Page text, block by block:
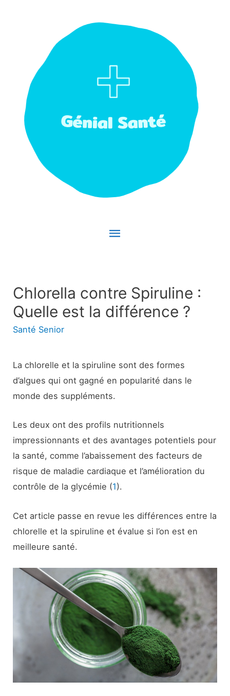
Menu
Chlorella contre Spiruline :
Quelle est la différence ?
Santé Senior
La chlorelle et la spiruline sont des formes
d’algues qui ont gagné en popularité dans le
monde des suppléments.
Les deux ont des profils nutritionnels
impressionnants et des avantages potentiels pour
la santé, comme l’abaissement des facteurs de
risque de maladie cardiaque et l’amélioration du
contrôle de la glycémie (1).
Cet article passe en revue les différences entre la
chlorelle et la spiruline et évalue si l’on est en
meilleure santé.